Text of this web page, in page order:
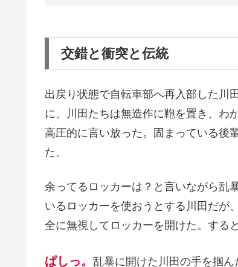
交錯と衝突と伝統
出戻り状態で自転車部へ再入部した川
に、川田たちは無造作に鞄を置き、わ
高圧的に言い放った。固まっている後
た。
余ってるロッカーは？と言いながら乱
いるロッカーを使おうとする川田だが
全に無視してロッカーを開けた。すると
ぱしっ。 乱暴に開けた川田の手を掴ん